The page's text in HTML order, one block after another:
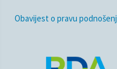
Obavijest o pravu